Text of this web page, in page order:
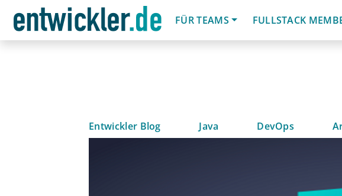
FÜR TEAMS
FULLSTACK
Entwickler Blog Java DevOps